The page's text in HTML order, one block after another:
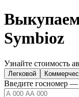
Symbioz
Узнайте стоимость
Легковой
Введите госномер —